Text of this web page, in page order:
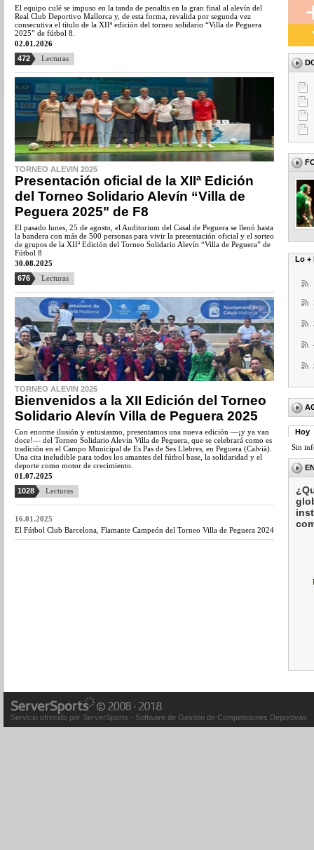
El equipo culé se impuso en la tanda de penaltis en la gran final al alevín del
Real Club Deportivo Mallorca y, de esta forma, revalida por segunda vez
consecutiva el título de la XIIª edición del torneo solidario “Villa de Peguera
2025” de fútbol 8.
02.01.2026
472
Lecturas
TORNEO ALEVIN 2025
Presentación oficial de la XIIª Edición
del Torneo Solidario Alevín “Villa de
Peguera 2025" de F8
El pasado lunes, 25 de agosto, el Auditorium del Casal de Peguera se llenó hasta
la bandera con más de 500 personas para vivir la presentación oficial y el sorteo
de grupos de la XIIª Edición del Torneo Solidario Alevín “Villa de Peguera” de
Fútbol 8
30.08.2025
676
Lecturas
TORNEO ALEVIN 2025
Bienvenidos a la XII Edición del Torneo
Solidario Alevín Villa de Peguera 2025
Con enorme ilusión y entusiasmo, presentamos una nueva edición —¡y ya van
doce!— del Torneo Solidario Alevín Villa de Peguera, que se celebrará como es
tradición en el Campo Municipal de Es Pas de Ses Llebres, en Peguera (Calvià).
Una cita ineludible para todos los amantes del fútbol base, la solidaridad y el
deporte como motor de crecimiento.
01.07.2025
1028
Lecturas
16.01.2025
El Fútbol Club Barcelona, Flamante Campeón del Torneo Villa de Peguera 2024
Lo +
Hoy
Sin
Servicio ofrecido por ServerSports - Software de Gestión de Competiciones Deportivas